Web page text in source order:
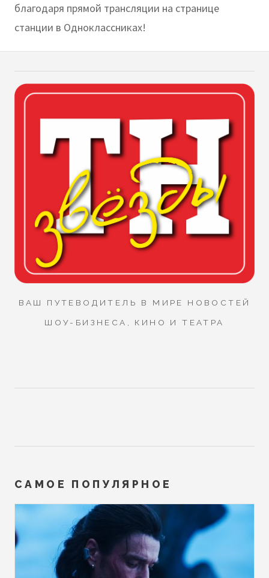
благодаря прямой трансляции на странице
станции в Одноклассниках!
ВАШ ПУТЕВОДИТЕЛЬ В МИРЕ НОВОСТЕЙ
ШОУ-БИЗНЕСА, КИНО И ТЕАТРА
САМОЕ ПОПУЛЯРНОЕ